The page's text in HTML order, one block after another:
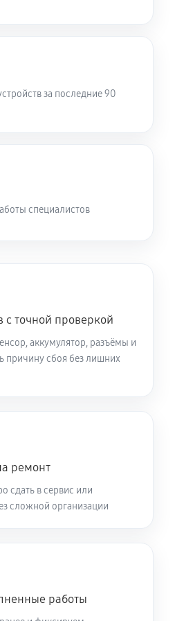
за последние 90
специалистов
точной проверкой
аккумулятор, разъёмы и
причину сбоя без лишних
ремонт
сдать в сервис или
сложной организации
работы